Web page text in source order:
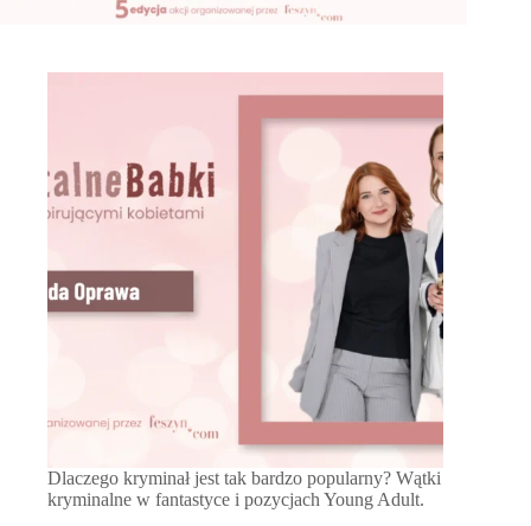
Dlaczego kryminał jest tak bardzo popularny? Wątki
kryminalne w fantastyce i pozycjach Young Adult.